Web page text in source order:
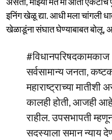
इनिंग खेळू द्या. आधी मला चांगली
खेळाडूंना संघात घेण्याबाबत बोलू,
#विधानपरिषदकामकाज
सर्वसामान्य जनता,
महाराष्ट्राच्या
कालही होती, आजही
राहील. उपसभापती
सदस्याला समान न्याय